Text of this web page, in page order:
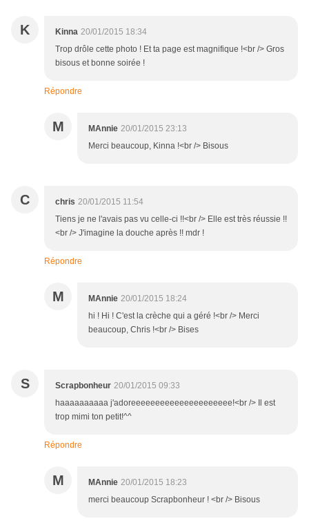
K Kinna 20/01/2015 18:34
Trop drôle cette photo ! Et ta page est magnifique !<br /> Gros
bisous et bonne soirée !
Répondre
M MAnnie 20/01/2015 23:13
Merci beaucoup, Kinna !<br /> Bisous
C chris 20/01/2015 11:54
Tiens je ne l'avais pas vu celle-ci !!<br /> Elle est très réussie !!
<br /> J'imagine la douche après !! mdr !
Répondre
M MAnnie 20/01/2015 18:24
hi ! Hi ! C'est la crèche qui a géré !<br /> Merci
beaucoup, Chris !<br /> Bises
S Scrapbonheur 20/01/2015 09:33
haaaaaaaaaa j'adoreeeeeeeeeeeeeeeeeeeee!<br /> Il est
trop mimi ton petit!^^
Répondre
M MAnnie 20/01/2015 18:23
merci beaucoup Scrapbonheur ! <br /> Bisous